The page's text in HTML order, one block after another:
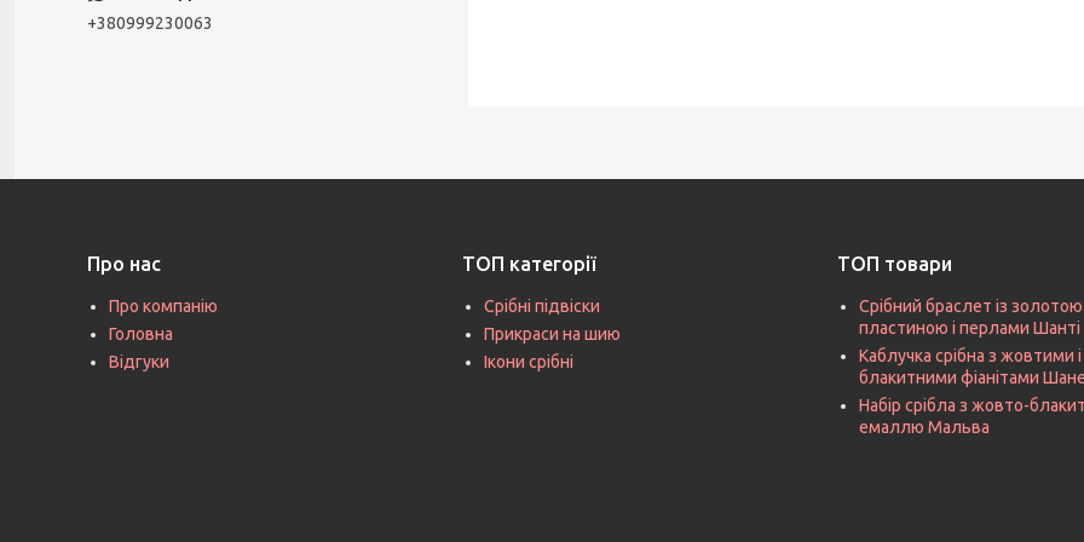
+380999230063
Про нас
Про компанію
Головна
Відгуки
ТОП категорії
Срібні підвіски
Прикраси на шию
Ікони срібні
ТОП товари
Срібний браслет із золотою
пластиною і перлами Шанті
Каблучка срібна з жовтими і
блакитними фіанітами
Набір срібла з жовто-
емаллю Мальва